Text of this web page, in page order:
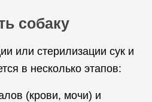
собаку
или стерилизации сук и
в несколько этапов:
(крови, мочи) и